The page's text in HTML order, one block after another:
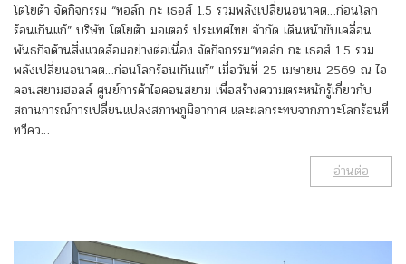
โตโยต้า จัดกิจกรรม “ทอล์ก กะ เธอส์ 1.5 รวมพลังเปลี่ยนอนาคต…ก่อนโลก
ร้อนเกินแก้” บริษัท โตโยต้า มอเตอร์ ประเทศไทย จำกัด เดินหน้าขับเคลื่อน
พันธกิจด้านสิ่งแวดล้อมอย่างต่อเนื่อง จัดกิจกรรม“ทอล์ก กะ เธอส์ 1.5 รวม
พลังเปลี่ยนอนาคต…ก่อนโลกร้อนเกินแก้” เมื่อวันที่ 25 เมษายน 2569 ณ ไอ
คอนสยามฮอลล์ ศูนย์การค้าไอคอนสยาม เพื่อสร้างความตระหนักรู้เกี่ยวกับ
สถานการณ์การเปลี่ยนแปลงสภาพภูมิอากาศ และผลกระทบจากภาวะโลกร้อนที่
ทวีคว…
อ่านต่อ